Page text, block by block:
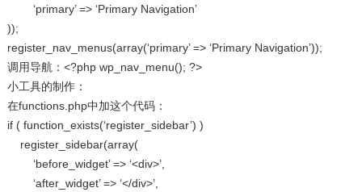
‘primary’ => ‘Primary Navigation’
));
register_nav_menus(array(‘primary’ => ‘Primary Navigation’));
调用导航：<?php wp_nav_menu(); ?>
小工具的制作：
在functions.php中加这个代码：
if ( function_exists(‘register_sidebar’) )
register_sidebar(array(
‘before_widget’ => ‘<div>’,
‘after_widget’ => ‘</div>’,